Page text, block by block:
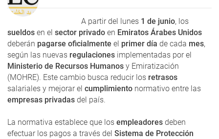
A partir del lunes 1 de junio, los
sueldos en el sector privado en Emiratos Árabes Unidos
deberán pagarse oficialmente el primer día de cada mes,
según las nuevas regulaciones implementadas por el
Ministerio de Recursos Humanos y Emiratización
(MOHRE). Este cambio busca reducir los retrasos
salariales y mejorar el cumplimiento normativo entre las
empresas privadas del país.
La normativa establece que los empleadores deben
efectuar los pagos a través del Sistema de Protección